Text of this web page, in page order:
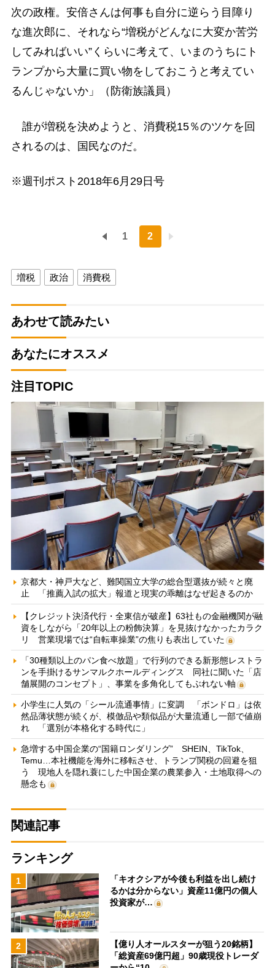
次の政権。安倍さんは何事も自分に逆らう目障り
な進次郎に、それなら“増税がどんなに大変か苦労
してみればいい”くらいに考えて、いまのうちにト
ランプから大量に買い物をしておこうと考えてい
るんじゃないか」（防衛族議員）
誰が増税を決めようと、消費税15％のツケを回
されるのは、国民なのだ。
※週刊ポスト2018年6月29日号
1 2
増税 政治 消費税
あわせて読みたい
あなたにオススメ
注目TOPIC
京都大・神戸大など、難関国立大学の総合型選抜が続々と廃
止 「推薦入試の拡大」報道と現実の乖離はなぜ起きるのか
【クレジット決済代行・全東信が破産】63社もの金融機関が融
資をしながら「20年以上の粉飾決算」を見抜けなかったカラク
リ 営業現場では“自転車操業”の焦りも表出していた
「30種類以上のパン食べ放題」で行列のできる新形態レストラ
ンを手掛けるサンマルクホールディングス 同社に聞いた「店
舗展開のコンセプト」、事業を多角化してもぶれない軸
小学生に人気の「シール流通事情」に変調 「ボンドロ」は依
然品薄状態が続くが、模倣品や類似品が大量流通し一部で値崩
れ 「選別が本格化する時代に」
急増する中国企業の“国籍ロンダリング” SHEIN、TikTok、
Temu…本社機能を海外に移転させ、トランプ関税の回避を狙
う 現地人を隠れ蓑にした中国企業の農業参入・土地取得への
懸念も
関連記事
ランキング
1
「キオクシアが今後も利益を出し続け
るかは分からない」資産11億円の個人
投資家が…
2
【億り人オールスターが狙う20銘柄】
「総資産69億円超」90歳現役トレーダ